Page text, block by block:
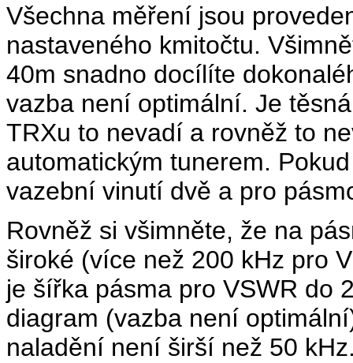
Všechna měření jsou
nastaveného kmitočtu.
40m snadno docílíte
vazba není optimální. Je
TRXu to nevadí a rovněž to
automatickým tunerem.
vazební vinutí dvě a pro
Rovněž si všimněte, že na
široké (více než 200 kHz pro
je šířka pásma pro VSWR do
diagram (vazba není
naladění není širší než 50